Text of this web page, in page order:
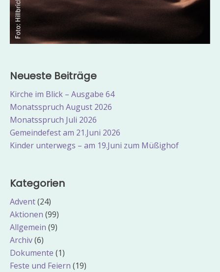
Neueste Beiträge
Kirche im Blick – Ausgabe 64
Monatsspruch August 2026
Monatsspruch Juli 2026
Gemeindefest am 21.Juni 2026
Kinder unterwegs – am 19.Juni zum Müßighof
Kategorien
Advent(24)
Aktionen (99)
Allgemein (9)
Archiv(6)
Dokumente (1)
Feste und Feiern (19)